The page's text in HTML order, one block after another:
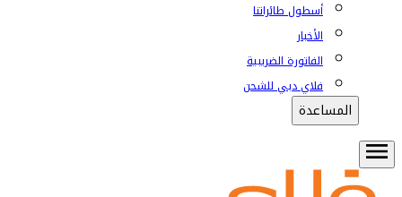
أسطول طائراتنا
الأخبار
الفاتورة الضريبية
فلاي دبي للشحن
المساعدة